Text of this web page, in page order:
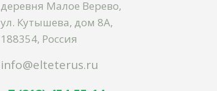
деревня Малое Верево,
ул. Кутышева, дом 8А,
188354, Россия
info@elteterus.ru